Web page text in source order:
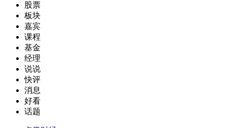
股票
板块
嘉宾
课程
基金
经理
说说
快评
消息
好看
话题